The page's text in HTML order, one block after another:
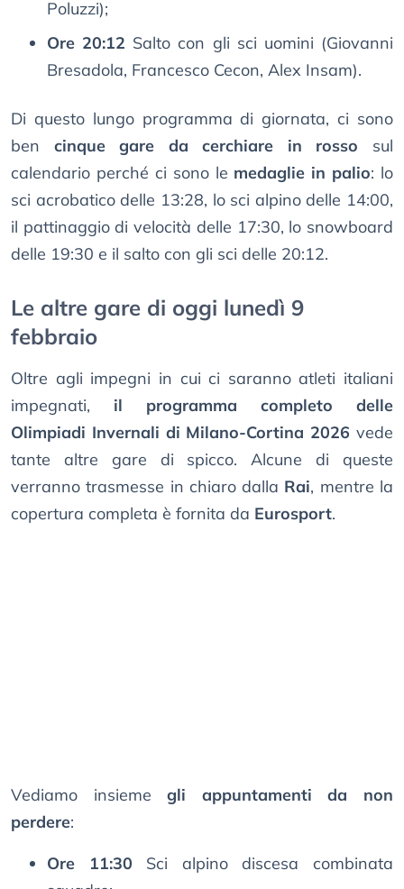
Poluzzi);
Ore 20:12 Salto con gli sci uomini (Giovanni
Bresadola, Francesco Cecon, Alex Insam).
Di questo lungo programma di giornata, ci sono
ben cinque gare da cerchiare in rosso sul
calendario perché ci sono le medaglie in palio: lo
sci acrobatico delle 13:28, lo sci alpino delle 14:00,
il pattinaggio di velocità delle 17:30, lo snowboard
delle 19:30 e il salto con gli sci delle 20:12.
Le altre gare di oggi lunedì 9
febbraio
Oltre agli impegni in cui ci saranno atleti italiani
impegnati, il programma completo delle
Olimpiadi Invernali di Milano-Cortina 2026 vede
tante altre gare di spicco. Alcune di queste
verranno trasmesse in chiaro dalla Rai, mentre la
copertura completa è fornita da Eurosport.
Vediamo insiemegli appuntamenti da non
perdere:
Ore 11:30 Sci alpino discesa combinata